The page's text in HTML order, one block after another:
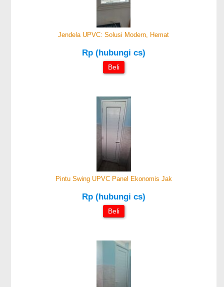
Jendela UPVC: Solusi Modern, Hemat
Rp (hubungi cs)
Beli
Pintu Swing UPVC Panel Ekonomis Jak
Rp (hubungi cs)
Beli